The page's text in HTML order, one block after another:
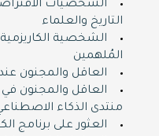
الشخصيات
التاريخ والعلماء
الشخصية
المُلهمين
العاقل والمجنون
العاقل والمجنون
منتدى الذكاء
العثور على برنامج